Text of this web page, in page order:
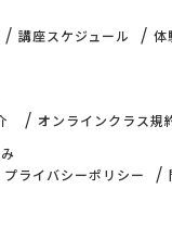
/ 講座スケジュール / 体
/ オンラインクラス規
プライバシーポリシー /